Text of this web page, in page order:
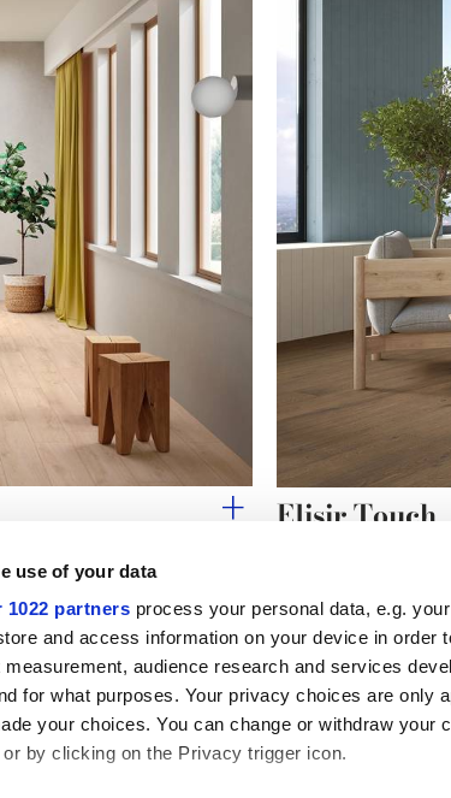
use of your data
1022 partners process your personal data, e.g.
and access information on your device in order
measurement, audience research and services
for what purposes. Your privacy choices are only
your choices. You can change or withdraw your
by clicking on the Privacy trigger icon.
Elisir Touch
Liens utiles
My Marca
Nous contacter
Travailler avec